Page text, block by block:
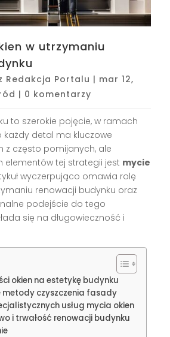
w utrzymaniu
Redakcja Portalu | mar 12,
| 0 komentarzy
to szerokie pojęcie, w ramach
każdy detal ma kluczowe
z często pomijanych, ale
elementów tej strategii jest mycie
wyczerpująco omawia rolę
renowacji budynku oraz
podejście do tego
się na długowieczność i
okien na estetykę budynku
metody czyszczenia fasady
usług mycia okien
i trwałość renowacji budynku